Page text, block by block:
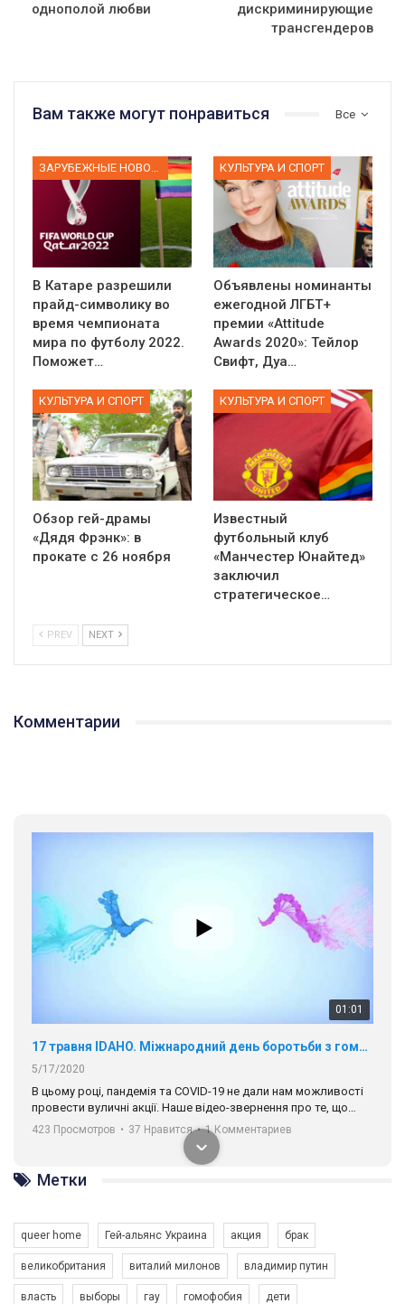
однополой любви
дискриминирующие
трансгендеров
Все
Вам также могут понравиться
В Катаре разрешили
прайд-символику во
время чемпионата
мира по футболу 2022.
Поможет…
КУЛЬТУРА И СПОРТ
Объявлены номинанты
ежегодной ЛГБТ+
премии «Attitude
Awards 2020»: Тейлор
Свифт, Дуа…
КУЛЬТУРА И СПОРТ
Обзор гей-драмы
«Дядя Фрэнк»: в
прокате с 26 ноября
КУЛЬТУРА И СПОРТ
Известный
футбольный клуб
«Манчестер Юнайтед»
заключил
стратегическое…
PREV NEXT
Комментарии
01:01
17 травня IDAHO. Міжнародний день боротьби з гомофобією трансфобією і біфобія.
5/17/2020
В цьому році, пандемія та COVІD-19 не дали нам можливості
провести вуличні акції. Наше відео-звернення про те, що
навіть коли ми у різних містах та не можемо зустрінеться, ми
разом. Ми закликаємо всіх хто поділяє цінності рівності та
солідарності, приєднатися до нас. Регіональні підрозділи
ГАУ є в 16 областях України.
Разом наш голос лунає гучніше!
423 Просмотров • 37 Нравится • 1 Комментариев
Метки
queer home Гей-альянс Украина акция брак
великобритания виталий милонов владимир путин
власть выборы гау гомофобия дети